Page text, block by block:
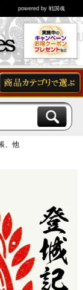
powered by 戦国魂
、他